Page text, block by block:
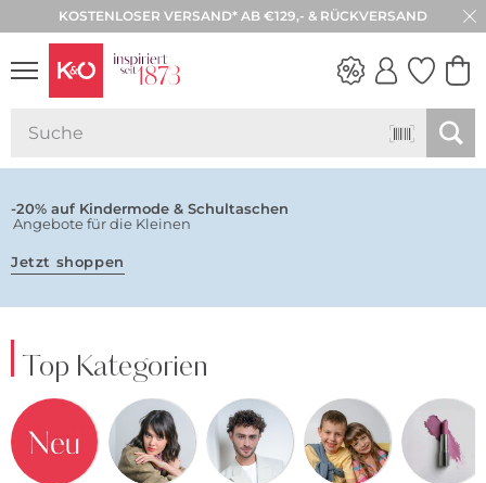
KOSTENLOSER VERSAND* AB €129,- & RÜCKVERSAND
30 TAGE RÜCKGABE
-20% auf Kindermode & Schultaschen
Angebote für die Kleinen
Jetzt shoppen
Top Kategorien